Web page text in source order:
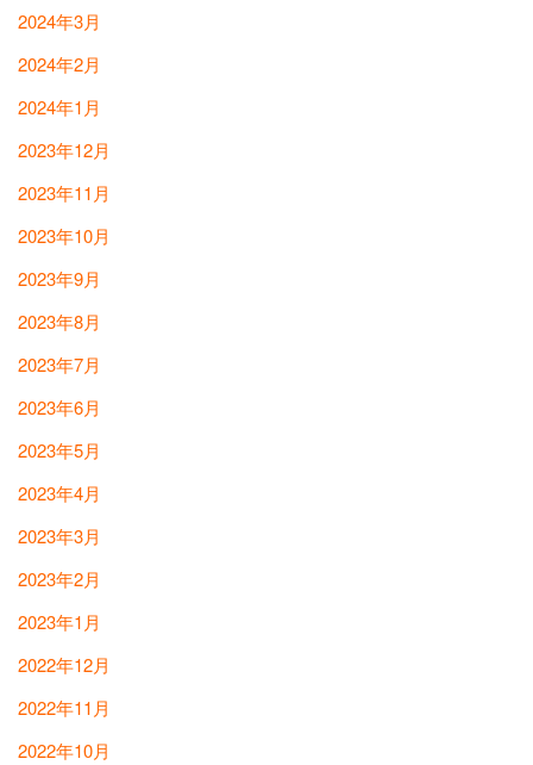
2024年3月
2024年2月
2024年1月
2023年12月
2023年11月
2023年10月
2023年9月
2023年8月
2023年7月
2023年6月
2023年5月
2023年4月
2023年3月
2023年2月
2023年1月
2022年12月
2022年11月
2022年10月